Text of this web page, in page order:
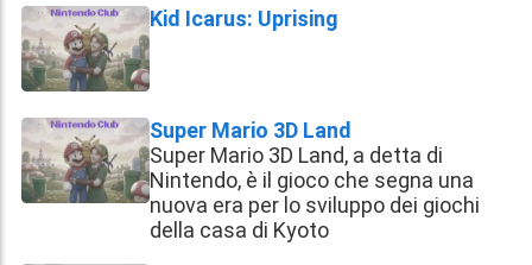
Kid Icarus: Uprising
Super Mario 3D Land
Super Mario 3D Land, a detta di
Nintendo, è il gioco che segna una
nuova era per lo sviluppo dei giochi
della casa di Kyoto